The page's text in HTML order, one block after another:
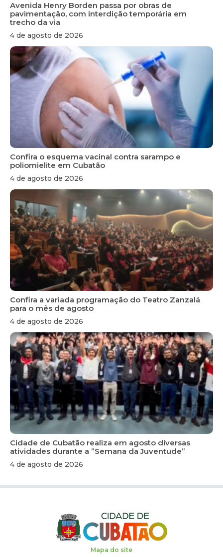
Avenida Henry Borden passa por obras de
pavimentação, com interdição temporária em
trecho da via
4 de agosto de 2026
Confira o esquema vacinal contra sarampo e
poliomielite em Cubatão
4 de agosto de 2026
Confira a variada programação do Teatro Zanzalá
para o mês de agosto
4 de agosto de 2026
Cidade de Cubatão realiza em agosto diversas
atividades durante a ”Semana da Juventude”
4 de agosto de 2026
Mapa do site